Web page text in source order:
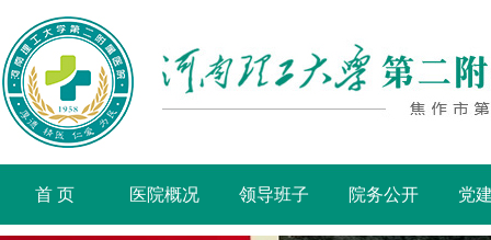
首 页 医院概况 领导班子 院务公开 党